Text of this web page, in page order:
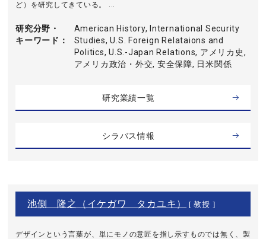
ど）を研究してきている。 ...
研究分野・
キーワード
American History, International Security
Studies, U.S. Foreign Relataions and
Politics, U.S.-Japan Relations, アメリカ史,
アメリカ政治・外交, 安全保障, 日米関係
研究業績一覧
シラバス情報
池側 隆之（イケガワ タカユキ） [ 教授 ]
デザインという言葉が、単にモノの意匠を指し示すものでは無く、製